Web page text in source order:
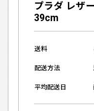
プラダ レザ
39cm
送料
配送方法
平均配送日